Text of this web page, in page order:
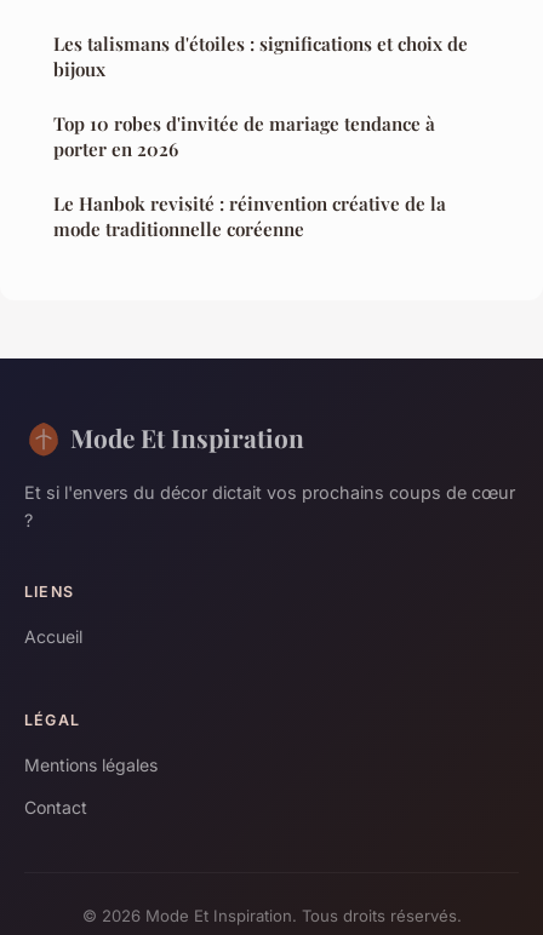
Les talismans d'étoiles : significations et choix de
bijoux
Top 10 robes d'invitée de mariage tendance à
porter en 2026
Le Hanbok revisité : réinvention créative de la
mode traditionnelle coréenne
Mode Et Inspiration
Et si l'envers du décor dictait vos prochains coups de cœur
?
LIENS
Accueil
LÉGAL
Mentions légales
Contact
© 2026 Mode Et Inspiration. Tous droits réservés.